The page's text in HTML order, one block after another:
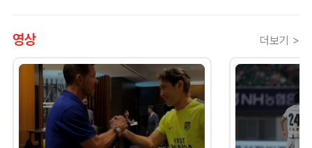
영상 더보기 >